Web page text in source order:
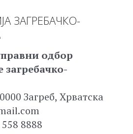
ЗАГРЕБАЧКО-
одбор
Загреб, Хрватска
8888